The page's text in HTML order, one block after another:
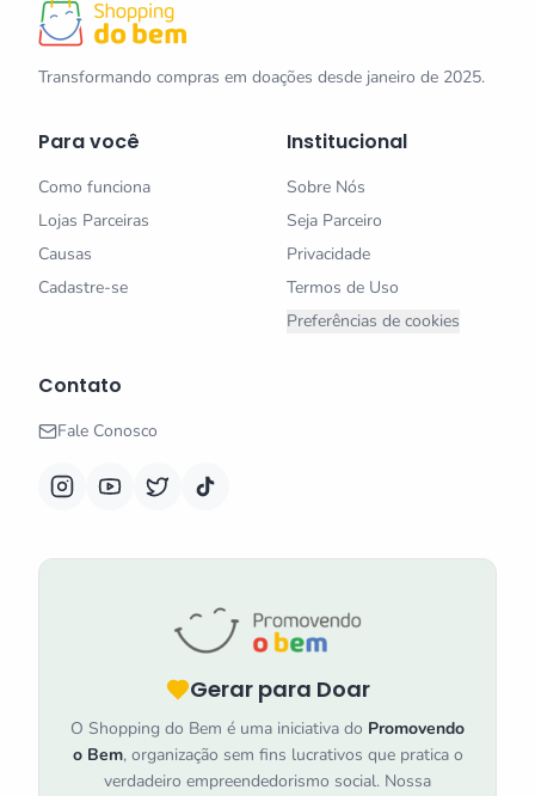
Transformando compras em doações desde janeiro de 2025.
Para você
Como funciona
Lojas Parceiras
Causas
Cadastre-se
Institucional
Sobre Nós
Seja Parceiro
Privacidade
Termos de Uso
Preferências de cookies
Contato
Fale Conosco
Gerar para Doar
O Shopping do Bem é uma iniciativa do Promovendo
o Bem, organização sem fins lucrativos que pratica o
verdadeiro empreendedorismo social. Nossa